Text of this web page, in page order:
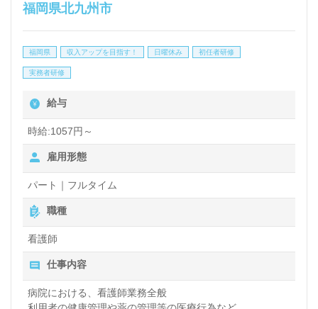
福岡県北九州市
福岡県 収入アップを目指す！ 日曜休み 初任者研修
実務者研修
給与
時給:1057円～
雇用形態
パート｜フルタイム
職種
看護師
仕事内容
病院における、看護師業務全般